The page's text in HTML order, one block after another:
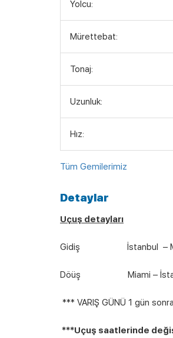
Yolcu:
Mürettebat:
Tonaj:
Uzunluk:
Hız:
Tüm Gemilerimiz
Detaylar
Uçuş detayları
Gidiş İstanbul
Döüş Miami –
*** VARIŞ GÜNÜ 1 gün
***Uçuş saatlerinde